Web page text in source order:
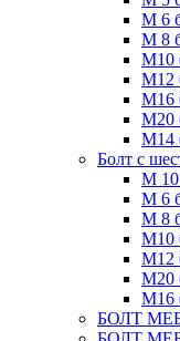
М 6
М 8
М10
М12
М16
М20
М14
Болт с
М 10
М 6
М 8
М10
М12
М20
М16
БОЛТ